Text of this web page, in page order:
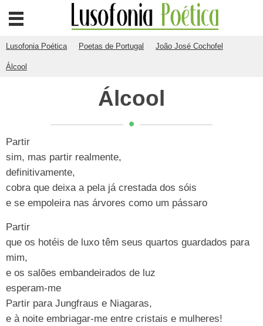
Lusofonia Poética Poetas de Portugal João José Cochofel
Álcool
Álcool
Partir
sim, mas partir realmente,
definitivamente,
cobra que deixa a pela já crestada dos sóis
e se empoleira nas árvores como um pássaro
Partir
que os hotéis de luxo têm seus quartos guardados para
mim,
e os salões embandeirados de luz
esperam-me
Partir para Jungfraus e Niagaras,
e à noite embriagar-me entre cristais e mulheres!